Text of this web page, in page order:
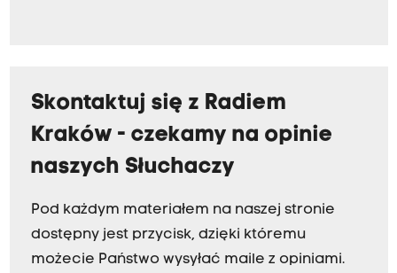
Skontaktuj się z Radiem
Kraków - czekamy na opinie
naszych Słuchaczy
Pod każdym materiałem na naszej stronie
dostępny jest przycisk, dzięki któremu
możecie Państwo wysyłać maile z opiniami.